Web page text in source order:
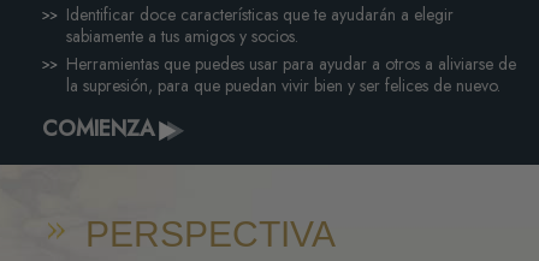
Identificar doce características que te ayudarán a elegir
sabiamente a tus amigos y socios.
Herramientas que puedes usar para ayudar a otros a aliviarse de
la supresión, para que puedan vivir bien y ser felices de nuevo.
COMIENZA
PERSPECTIVA